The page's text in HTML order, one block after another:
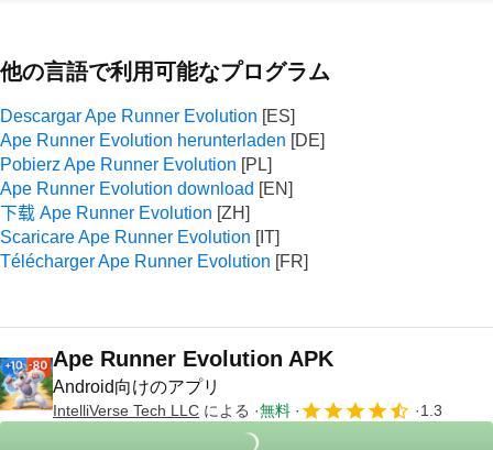
他の言語で利用可能なプログラム
Descargar Ape Runner Evolution
Ape Runner Evolution herunterladen
Pobierz Ape Runner Evolution
Ape Runner Evolution download
下载 Ape Runner Evolution
Scaricare Ape Runner Evolution
Télécharger Ape Runner Evolution
Ape Runner Evolution APK
Android向けのアプリ
IntelliVerse Tech LLC による 無料 1.3